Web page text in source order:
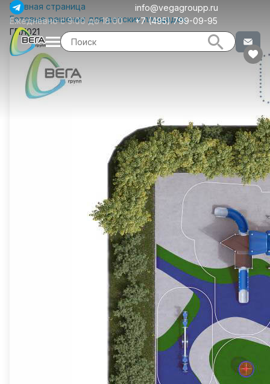
info@vegagroupp.ru
Ежедневно с 9:00 до 18:00
+7 (495) 799-09-95
Главная страница
Готовые решения для детских площадок
ГПЛ021